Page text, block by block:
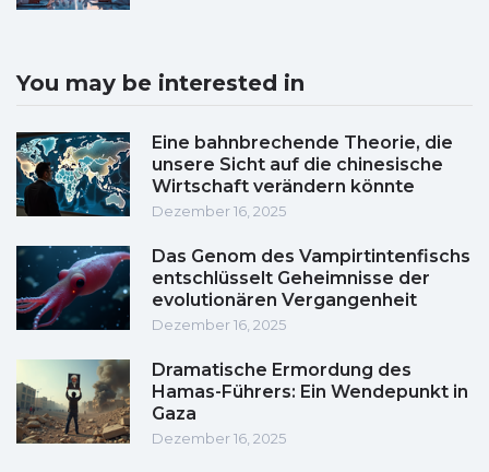
You may be interested in
Eine bahnbrechende Theorie, die
unsere Sicht auf die chinesische
Wirtschaft verändern könnte
Dezember 16, 2025
Das Genom des Vampirtintenfischs
entschlüsselt Geheimnisse der
evolutionären Vergangenheit
Dezember 16, 2025
Dramatische Ermordung des
Hamas-Führers: Ein Wendepunkt in
Gaza
Dezember 16, 2025